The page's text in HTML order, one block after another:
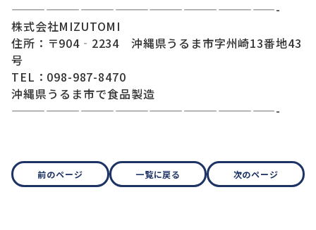
———————————————————————-
株式会社MIZUTOMI
住所：〒904‐2234 沖縄県うるま市字州崎13番地43
号
TEL：098-987-8470
沖縄県うるま市で食品製造
———————————————————————-
前のページ 一覧に戻る 次のページ